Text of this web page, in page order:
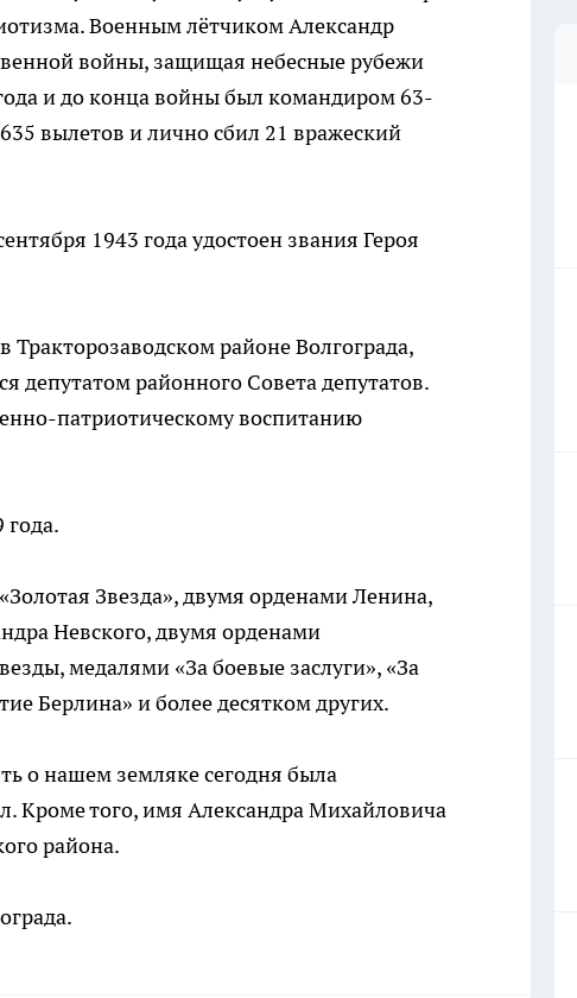
Военным лётчиком Александр
войны, защищая небесные рубежи
и до конца войны был командиром 63-
вылетов и лично сбил 21 вражеский
1943 года удостоен звания Героя
районе Волгограда,
депутатом районного Совета депутатов.
патриотическому воспитанию
года.
Звезда», двумя орденами Ленина,
Невского, двумя орденами
медалями «За боевые заслуги», «За
Берлина» и более десятком других.
о нашем земляке сегодня была
Кроме того, имя Александра Михайловича
района.